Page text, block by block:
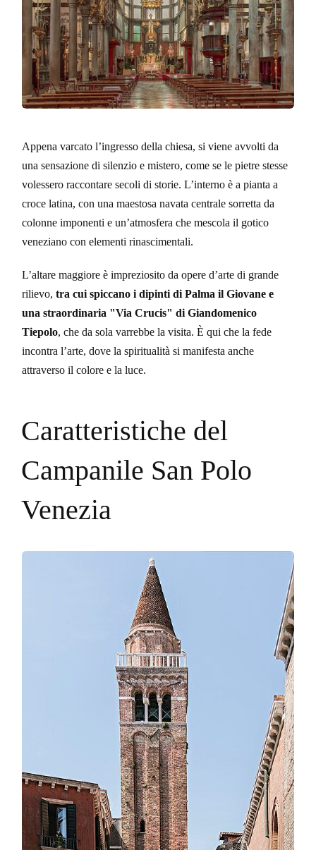
Appena varcato l’ingresso della chiesa, si viene avvolti da
una sensazione di silenzio e mistero, come se le pietre stesse
volessero raccontare secoli di storie. L’interno è a pianta a
croce latina, con una maestosa navata centrale sorretta da
colonne imponenti e un’atmosfera che mescola il gotico
veneziano con elementi rinascimentali.
L’altare maggiore è impreziosito da opere d’arte di grande
rilievo,tra cui spiccano i dipinti di Palma il Giovane e
una straordinaria "Via Crucis" di Giandomenico
Tiepolo, che da sola varrebbe la visita. È qui che la fede
incontra l’arte, dove la spiritualità si manifesta anche
attraverso il colore e la luce.
Caratteristiche del
Campanile San Polo
Venezia